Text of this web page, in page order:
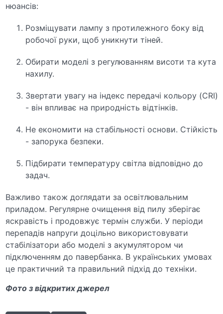
нюансів:
Розміщувати лампу з протилежного боку від
робочої руки, щоб уникнути тіней.
Обирати моделі з регулюванням висоти та кута
нахилу.
Звертати увагу на індекс передачі кольору (CRI)
- він впливає на природність відтінків.
Не економити на стабільності основи. Стійкість
- запорука безпеки.
Підбирати температуру світла відповідно до
задач.
Важливо також доглядати за освітлювальним
приладом. Регулярне очищення від пилу зберігає
яскравість і продовжує термін служби. У періоди
перепадів напруги доцільно використовувати
стабілізатори або моделі з акумулятором чи
підключенням до павербанка. В українських умовах
це практичний та правильний підхід до техніки.
Фото з відкритих джерел